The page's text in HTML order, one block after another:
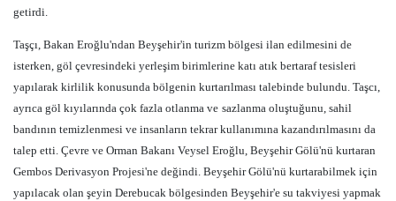
getirdi.
Taşçı, Bakan Eroğlu'ndan Beyşehir'in turizm bölgesi ilan edilmesini de
isterken, göl çevresindeki yerleşim birimlerine katı atık bertaraf tesisleri
yapılarak kirlilik konusunda bölgenin kurtarılması talebinde bulundu. Taşcı,
ayrıca göl kıyılarında çok fazla otlanma ve sazlanma oluştuğunu, sahil
bandının temizlenmesi ve insanların tekrar kullanımına kazandırılmasını da
talep etti. Çevre ve Orman Bakanı Veysel Eroğlu, Beyşehir Gölü'nü kurtaran
Gembos Derivasyon Projesi'ne değindi. Beyşehir Gölü'nü kurtarabilmek için
yapılacak olan şeyin Derebucak bölgesinden Beyşehir'e su takviyesi yapmak